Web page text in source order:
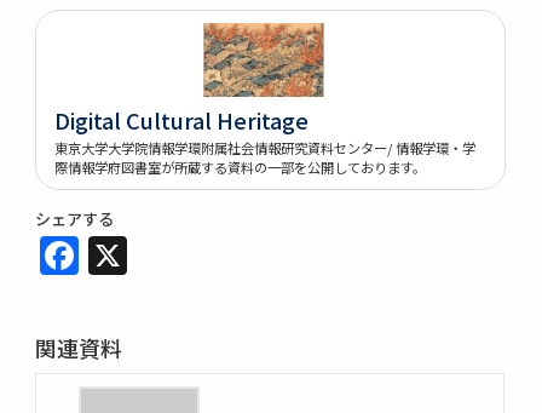
Digital Cultural Heritage
東京大学大学院情報学環附属社会情報研究資料センター/ 情報学環・学
際情報学府図書室が所蔵する資料の一部を公開しております。
シェアする
Facebook
関連資料